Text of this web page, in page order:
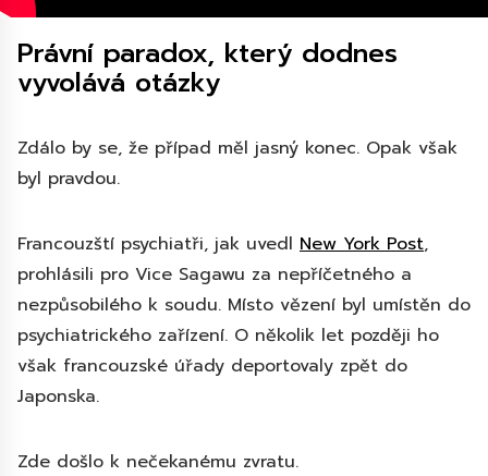
Právní paradox, který dodnes
vyvolává otázky
Zdálo by se, že případ měl jasný konec. Opak však
byl pravdou.
Francouzští psychiatři, jak uvedl New York Post,
prohlásili pro Vice Sagawu za nepříčetného a
nezpůsobilého k soudu. Místo vězení byl umístěn do
psychiatrického zařízení. O několik let později ho
však francouzské úřady deportovaly zpět do
Japonska.
Zde došlo k nečekanému zvratu.